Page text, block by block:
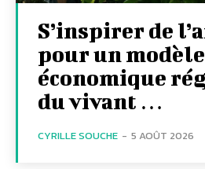
S’inspirer de
pour un modèle
économique
du vivant …
CYRILLE SOUCHE - 5 AOÛT 2026